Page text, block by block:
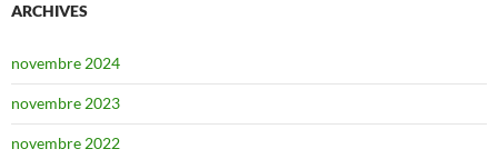
ARCHIVES
novembre 2024
novembre 2023
novembre 2022